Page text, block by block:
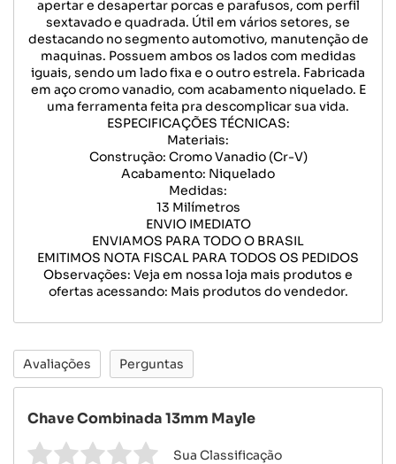
apertar e desapertar porcas e parafusos, com perfil
sextavado e quadrada. Útil em vários setores, se
destacando no segmento automotivo, manutenção de
maquinas. Possuem ambos os lados com medidas
iguais, sendo um lado fixa e o outro estrela. Fabricada
em aço cromo vanadio, com acabamento niquelado. E
uma ferramenta feita pra descomplicar sua vida.
ESPECIFICAÇÕES TÉCNICAS:
Materiais:
Construção: Cromo Vanadio (Cr-V)
Acabamento: Niquelado
Medidas:
13 Milímetros
ENVIO IMEDIATO
ENVIAMOS PARA TODO O BRASIL
EMITIMOS NOTA FISCAL PARA TODOS OS PEDIDOS
Observações: Veja em nossa loja mais produtos e
ofertas acessando: Mais produtos do vendedor.
Avaliações Perguntas
Chave Combinada 13mm Mayle
Sua Classificação